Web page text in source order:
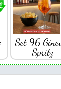
Set 96
Spritz